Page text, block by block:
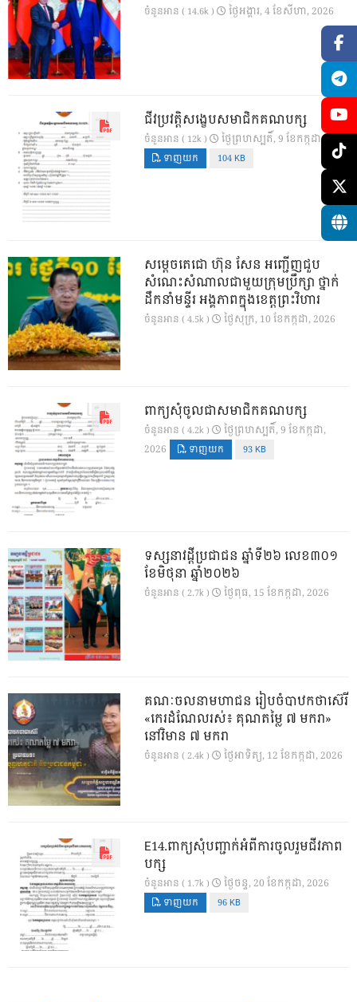
ចំនួនអាន ( 14.6k ) ថ្ងៃ​អង្គារ, 4 ខែ​សីហា, 2026
ជីវប្រវត្តិសង្ខេបសមាជិកគណបក្ស
ចំនួនអាន ( 12k ) ថ្ងៃ​ព្រហស្បតិ៍, 9 ខែ​កក្កដា, 2026
ទាញយក 104 KB
សម្តេចតេជោ ហ៊ុន សែន អញ្ជើញជួប
សំណេះសំណាលជាមួយក្រុមប្រឹក្សា ថ្នាក់
ដឹកនាំមន្ទីរ អង្គភាពក្នុងខេត្តព្រះវិហារ
ចំនួនអាន ( 4.5k ) ថ្ងៃ​សុក្រ, 10 ខែ​កក្កដា, 2026
ពាក្យសុំចូលជាសមាជិកគណបក្ស
ចំនួនអាន ( 4.2k )
ថ្ងៃ​ព្រហស្បតិ៍, 9 ខែ​កក្កដា,
2026
ទាញយក 93 KB
ទស្សនាវដ្ដីប្រជាជន ឆ្នាំទី២៦ លេខ៣០១
ខែមិថុនា ឆ្នាំ២០២៦
ចំនួនអាន ( 2.7k ) ថ្ងៃ​ពុធ, 15 ខែ​កក្កដា, 2026
គណៈចលនាមហាជន រៀបចំបាឋកថាស៊េរី
«កេរដំណែលរស់៖ គុណតម្លៃ ៧ មករា»
នៅវិមាន ៧ មករា
ចំនួនអាន ( 2.4k ) ថ្ងៃ​អាទិត្យ, 12 ខែ​កក្កដា, 2026
E14.ពាក្យសុំបញ្ជាក់អំពីការចូលរួមជីវភាព
បក្ស
ចំនួនអាន ( 1.7k ) ថ្ងៃ​ចន្ទ, 20 ខែ​កក្កដា, 2026
ទាញយក 96 KB